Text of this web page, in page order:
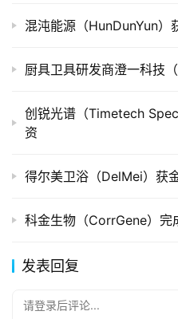
学混沌能源（HunDunYun）
厨具卫具研发商澄一科技
创锐光谱（Timetech
资
得尔美卫浴（DelMei）获
科金生物（CorrGene）完
发表回复
请登录后评论...